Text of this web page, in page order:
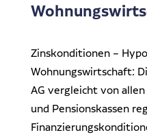
Zinskonditionen –
Wohnungswirtschaft:
AG vergleicht von
und Pensionskassen